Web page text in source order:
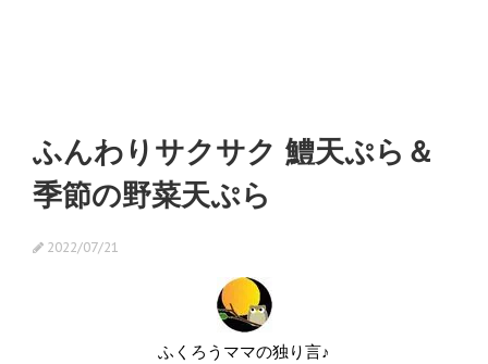
ふんわりサクサク 鱧天ぷら＆
季節の野菜天ぷら
2022/07/21
ふくろうママの独り言♪